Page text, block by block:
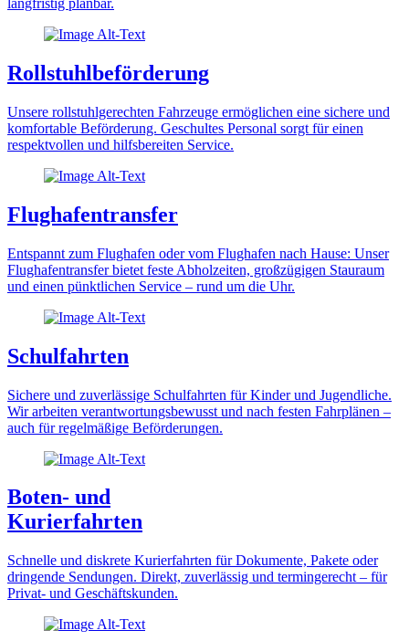
langfristig planbar.
Rollstuhlbeförderung
Unsere rollstuhlgerechten Fahrzeuge ermöglichen eine sichere und
komfortable Beförderung. Geschultes Personal sorgt für einen
respektvollen und hilfsbereiten Service.
Flughafentransfer
Entspannt zum Flughafen oder vom Flughafen nach Hause: Unser
Flughafentransfer bietet feste Abholzeiten, großzügigen Stauraum
und einen pünktlichen Service – rund um die Uhr.
Schulfahrten
Sichere und zuverlässige Schulfahrten für Kinder und Jugendliche.
Wir arbeiten verantwortungsbewusst und nach festen Fahrplänen –
auch für regelmäßige Beförderungen.
Boten- und
Kurierfahrten
Schnelle und diskrete Kurierfahrten für Dokumente, Pakete oder
dringende Sendungen. Direkt, zuverlässig und termingerecht – für
Privat- und Geschäftskunden.